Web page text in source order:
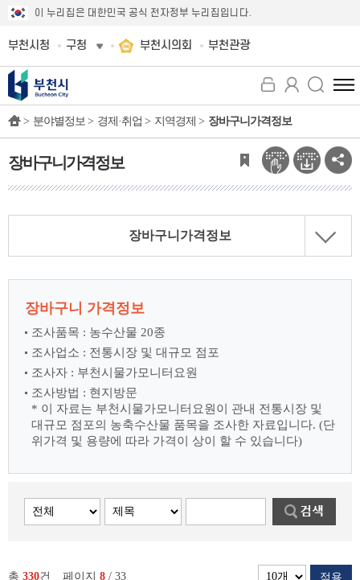
이 누리집은 대한민국 공식 전자정부 누리집입니다.
부천시청 구청 부천시의회 부천관광
전
체
뉴
보
기
> 분야별정보 > 경제·취업 > 지역경제 > 장바구니가격정보
장바구니가격정보
장바구니가격정보
장바구니 가격정보
조사품목 : 농수산물 20종
조사업소 : 전통시장 및 대규모 점포
조사자 : 부천시물가모니터요원
조사방법 : 현지방문
* 이 자료는 부천시물가모니터요원이 관내 전통시장 및
대규모 점포의 농축수산물 품목을 조사한 자료입니다. (단
위가격 및 용량에 따라 가격이 상이 할 수 있습니다)
총 330건 페이지 8 / 33 적용